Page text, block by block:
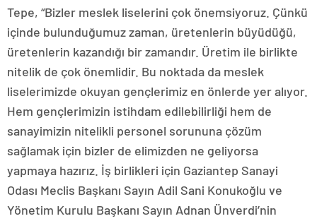
Tepe, “Bizler meslek liselerini çok önemsiyoruz. Çünkü
içinde bulunduğumuz zaman, üretenlerin büyüdüğü,
üretenlerin kazandığı bir zamandır. Üretim ile birlikte
nitelik de çok önemlidir. Bu noktada da meslek
liselerimizde okuyan gençlerimiz en önlerde yer alıyor.
Hem gençlerimizin istihdam edilebilirliği hem de
sanayimizin nitelikli personel sorununa çözüm
sağlamak için bizler de elimizden ne geliyorsa
yapmaya hazırız. İş birlikleri için Gaziantep Sanayi
Odası Meclis Başkanı Sayın Adil Sani Konukoğlu ve
Yönetim Kurulu Başkanı Sayın Adnan Ünverdi’nin